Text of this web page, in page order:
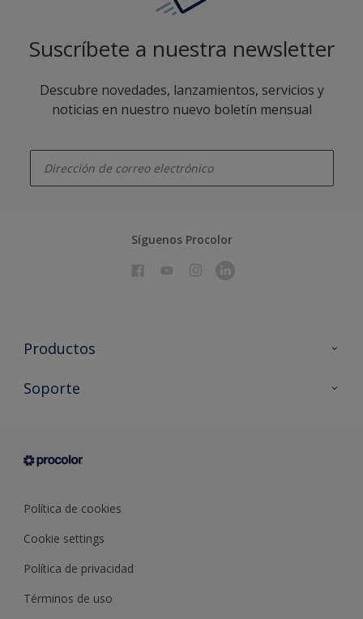
Suscríbete a nuestra newsletter
Descubre novedades, lanzamientos, servicios y
noticias en nuestro nuevo boletín mensual
Síguenos Procolor
Productos
Todos los productos
Condiciones generales de venta
Soporte
Sobre Procolor
Política de cookies
Cookie settings
Política de privacidad
Términos de uso